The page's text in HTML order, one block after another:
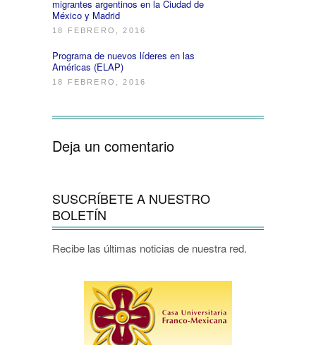
migrantes argentinos en la Ciudad de
México y Madrid
18 FEBRERO, 2016
Programa de nuevos líderes en las
Américas (ELAP)
18 FEBRERO, 2016
Deja un comentario
SUSCRÍBETE A NUESTRO
BOLETÍN
Recibe las últimas noticias de nuestra red.